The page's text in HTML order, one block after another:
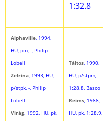
1:32.8
Alphaville, 1994,
HU, pm, -, Philip
Lobell
Zelrina, 1993, HU,
p/stpk, -, Philip
Lobell
Virág, 1992, HU, pk,
Táltos, 1990,
HU, p/stpm,
1:28.8, Basco
Reims, 1988,
HU, pk, 1:28.9,